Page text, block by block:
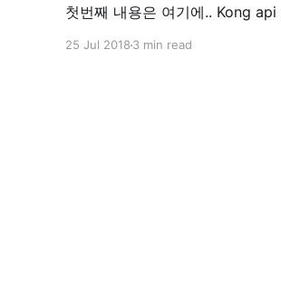
첫번째 내용은 여기에.. Kong api gateway 설정 - 1
25 Jul 2018 3 min read